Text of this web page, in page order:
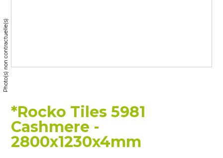
Photo(s) non contractuelle(s)
*Rocko Tiles 5981
Cashmere -
2800x1230x4mm